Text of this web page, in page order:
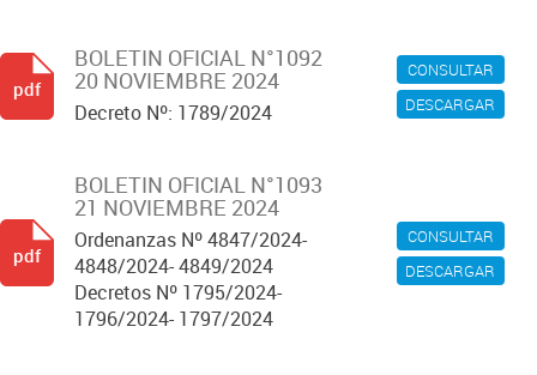
CONSULTAR
DESCARGAR
BOLETIN OFICIAL N°1092
20 NOVIEMBRE 2024
Decreto Nº: 1789/2024
pdf
CONSULTAR
DESCARGAR
BOLETIN OFICIAL N°1093
21 NOVIEMBRE 2024
Ordenanzas Nº 4847/2024-
4848/2024- 4849/2024
Decretos Nº 1795/2024-
1796/2024- 1797/2024
pdf